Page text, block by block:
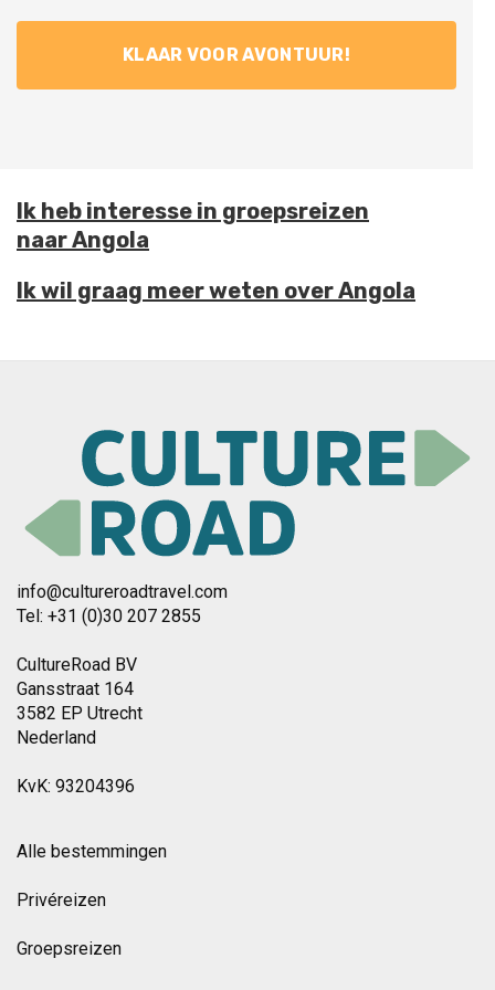
Ik heb interesse in groepsreizen
naar Angola
Ik wil graag meer weten over Angola
info@cultureroadtravel.com
Tel: +31 (0)30 207 2855
CultureRoad BV
Gansstraat 164
3582 EP Utrecht
Nederland
KvK: 93204396
Alle bestemmingen
Privéreizen
Groepsreizen